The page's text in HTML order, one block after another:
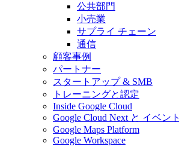
公共部門
小売業
サプライ チェーン
通信
顧客事例
パートナー
スタートアップ & SMB
トレーニングと認定
Inside Google Cloud
Google Cloud Next と イベント
Google Maps Platform
Google Workspace